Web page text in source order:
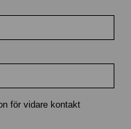
för vidare kontakt